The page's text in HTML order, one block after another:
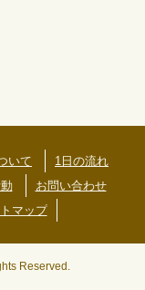
いて
1日の流れ
お問い合わせ
マップ
Reserved.